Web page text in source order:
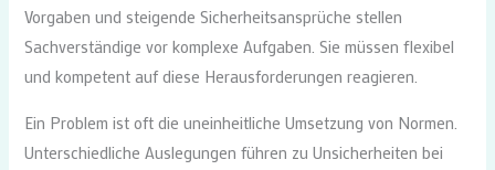
Vorgaben und steigende Sicherheitsansprüche stellen
Sachverständige vor komplexe Aufgaben. Sie müssen flexibel
und kompetent auf diese Herausforderungen reagieren.
Ein Problem ist oft die uneinheitliche Umsetzung von Normen.
Unterschiedliche Auslegungen führen zu Unsicherheiten bei